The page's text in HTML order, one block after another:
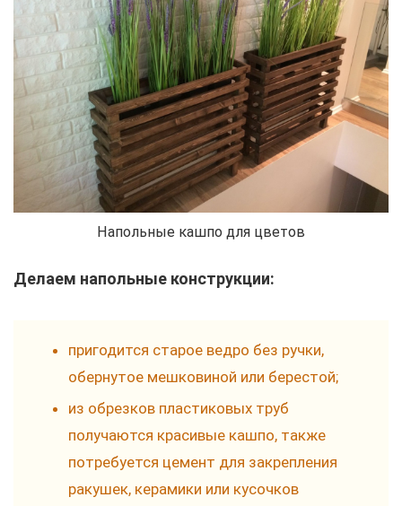
Напольные кашпо для цветов
Делаем напольные конструкции:
пригодится старое ведро без ручки,
обернутое мешковиной или берестой;
из обрезков пластиковых труб
получаются красивые кашпо, также
потребуется цемент для закрепления
ракушек, керамики или кусочков